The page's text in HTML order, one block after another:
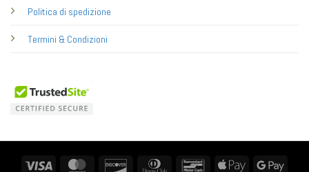
Politica di spedizione
Termini & Condizioni
MasterCard Discover
Dinners
BancontactApple